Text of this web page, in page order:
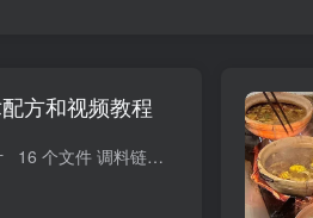
方和视频教程
3200-《商用砂锅大课》全套技术 共计 16 个文件 调料链接 共计 38 个文件 Screenshot_2024-06-22-22-33-57-108_com.tencent.mm.jpg 大小 0.72M Scre...